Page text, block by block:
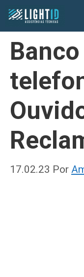
Pular
para
conteúdo
17.02.23 Por